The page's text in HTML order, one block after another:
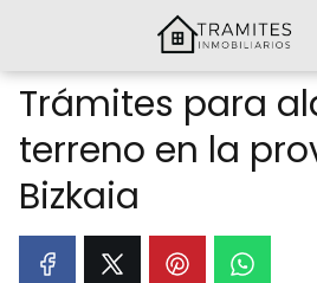
Trámites para
terreno en la
Bizkaia